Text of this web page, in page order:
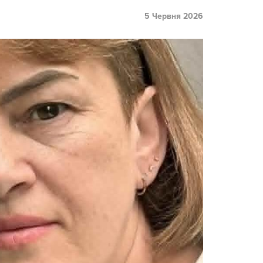
5 Червня 2026